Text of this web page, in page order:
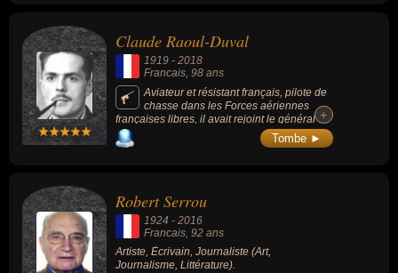
Claude Raoul-Duval
1919 - 2018
Francais , 98 ans
Aviateur et résistant français, pilote de
chasse dans les Forces aériennes
françaises libres, il avait rejoint le général de
Gaulle dès le 22 juin 1940, avait pris part au
Débarquement de Normandie. Il est un
+
+
Tombe ►
Robert Serrou
1924 - 2016
Francais, 92 ans
Artiste, Écrivain, Journaliste (Art,
Journalisme, Littérature).